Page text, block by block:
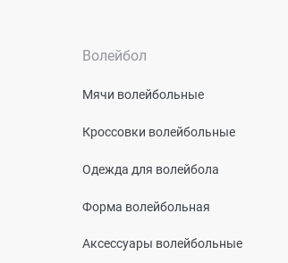
Волейбол
Мячи волейбольные
Кроссовки волейбольные
Одежда для волейбола
Форма волейбольная
Аксессуары волейбольные